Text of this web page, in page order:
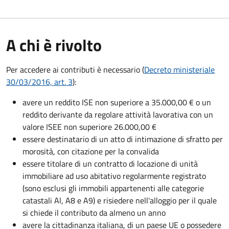
A chi è rivolto
Per accedere ai contributi è necessario (Decreto ministeriale
30/03/2016, art. 3):
avere un reddito ISE non superiore a 35.000,00 € o un
reddito derivante da regolare attività lavorativa con un
valore ISEE non superiore 26.000,00 €
essere destinatario di un atto di intimazione di sfratto per
morosità, con citazione per la convalida
essere titolare di un contratto di locazione di unità
immobiliare ad uso abitativo regolarmente registrato
(sono esclusi gli immobili appartenenti alle categorie
catastali Al, A8 e A9) e risiedere nell'alloggio per il quale
si chiede il contributo da almeno un anno
avere la cittadinanza italiana, di un paese UE o possedere